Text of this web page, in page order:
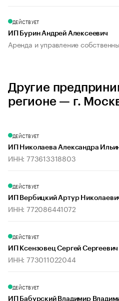
ДЕЙСТВУЕТ
ИП Бурин Андрей Алексеевич
Аренда и управление
Другие
регионе — г.
ДЕЙСТВУЕТ
ИП Николаева Александра
ИНН: 773613318803
ДЕЙСТВУЕТ
ИП Вербицкий Артур
ИНН: 772086441072
ДЕЙСТВУЕТ
ИП Ксензовец Сергей Сергеевич
ИНН: 773011022044
ДЕЙСТВУЕТ
ИП Бабурский Владимир